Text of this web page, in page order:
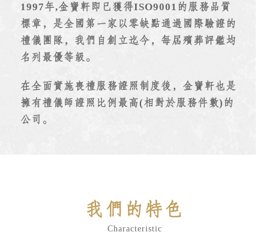
1997年,金寶軒即已獲得ISO9001的服務品質
標章 ，
是全國第一家以零缺點通過國際驗證的
禮儀團隊 ， 我們自創立迄今，每屆殯葬評鑑均
名列最優等級 。
在全面實施喪禮服務證照制度後 ， 金寶軒也是
擁有禮儀師證照比例最高(相對於服務件數)的
公司 。
我們的特色
Characteristic